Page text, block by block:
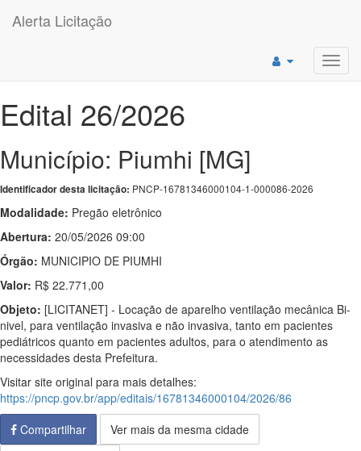
Alerta Licitação
Edital 26/2026
Município: Piumhi [MG]
Identificador desta licitação: PNCP-16781346000104-1-000086-2026
Modalidade: Pregão eletrônico
Abertura: 20/05/2026 09:00
Órgão: MUNICIPIO DE PIUMHI
Valor: R$ 22.771,00
Objeto: [LICITANET] - Locação de aparelho ventilação mecânica Bi-
nivel, para ventilação invasiva e não invasiva, tanto em pacientes
pediátricos quanto em pacientes adultos, para o atendimento as
necessidades desta Prefeitura.
Visitar site original para mais detalhes:
https://pncp.gov.br/app/editais/16781346000104/2026/86
Compartilhar
Ver mais da mesma cidade